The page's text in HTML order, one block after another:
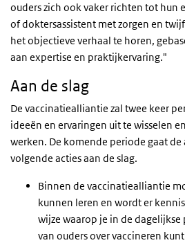
ouders zich ook vaker richten tot hun
of doktersassistent met zorgen en
het objectieve verhaal te horen,
aan expertise en praktijkervaring."
Aan de slag
De vaccinatiealliantie zal twee keer
ideeën en ervaringen uit te wisselen
werken. De komende periode gaat
volgende acties aan de slag.
Binnen de vaccinatiealliantie
kunnen leren en wordt er
wijze waarop je in de
van ouders over vaccineren